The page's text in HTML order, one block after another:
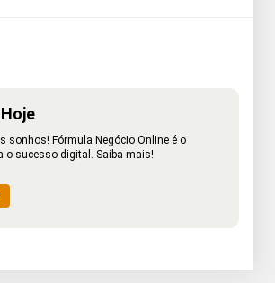
sonhos! Fórmula Negócio Online é o
o sucesso digital. Saiba mais!